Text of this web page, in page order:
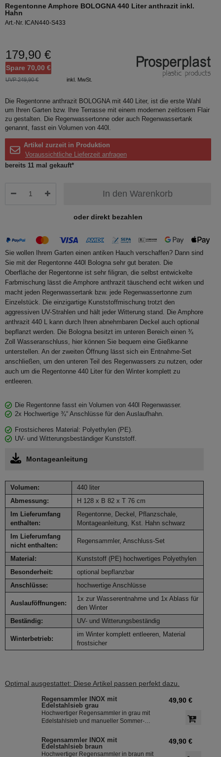
Regentonne Amphore BOLOGNA 440 Liter anthrazit inkl.
Hahn
Art.-Nr. ICAN440-S433
179,90 €
Spare 70,00 €
UVP 249,90 € inkl. MwSt.
Die Regentonne anthrazit BOLOGNA mit 440 Liter, ist die erste Wahl
um Ihren Garten bzw. Ihre Terrasse mit einem modernen zeitlosem Flair
zu gestalten. Die Regenwassertonne oder auch Regenwassertank
genannt, fasst ein Volumen von 440l.
Artikel zurzeit in Produktion
Voraussichtliche Lieferzeit anfragen
bereits 11 mal gekauft*
In den Warenkorb
oder direkt bezahlen
Sie wollen Ihrem Garten einen antiken Hauch verschaffen? Dann sind
Sie mit der Regentonne 440l Bologna sehr gut beraten. Die
Oberfläche der Regentonne ist sehr filigran, die selbst entwickelte
Farbmischung lässt die Amphore anthrazit täuschend echt wirken und
macht jeden Regenwassertank bzw. jede Regenwassertonne zum
Einzelstück. Die einzigartige Kunststoffmischung trotzt den
aggressiven UV-Strahlen und hält jeder Witterung stand. Die Amphore
anthrazit 440 L kann durch Ihren abnehmbaren Deckel auch optional
bepflanzt werden. Die Bologna besitzt im unteren Bereich einen ¾
Zoll Wasseranschluss, hier können Sie bequem eine Gießkanne
unterstellen. An der zweiten Öffnung lässt sich ein Entnahme-Set
anschließen, um den unteren Teil des Regenwassers zu nutzen, oder
auch um die Regentonne 440 Liter für den Winter komplett zu
entleeren.
Die Regentonne fasst ein Volumen von 440l Regenwasser.
2x Hochwertige ¾“ Anschlüsse für den Auslaufhahn.
Frostsicheres Material: Polyethylen (PE).
UV- und Witterungsbeständiger Kunststoff.
Montageanleitung
Volumen:
440 liter
Abmessung:
H 128 x B 82 x T 76 cm
Im Lieferumfang
enthalten:
Regentonne, Deckel, Pflanzschale,
Montageanleitung, Kst. Hahn schwarz
Im Lieferumfang
nicht enthalten:
Regensammler, Anschluss-Set
Material:
Kunststoff (PE) hochwertiges Polyethylen
Besonderheit:
optional bepflanzbar
Anschlüsse:
hochwertige Anschlüsse
Auslauföffnungen:
1x zur Wasserentnahme und 1x Ablass für
den Winter
Beständig:
UV- und Witterungsbeständig
Winterbetrieb:
im Winter komplett entleeren, Material
frostsicher
Optimal ausgestattet: Diese Artikel passen perfekt dazu.
Regensammler INOX mit
Edelstahlsieb grau
Hochwertiger Regensammler in grau mit
Edelstahlsieb und manueller Sommer-
INOX verfügt über einen integriertem
Überlaufstop und leitet zuverlässig
sauberes Regenwasser in ihre
49,90 €
Regensammler INOX mit
Edelstahlsieb braun
Hochwertiger Regensammler in braun mit
49,90 €